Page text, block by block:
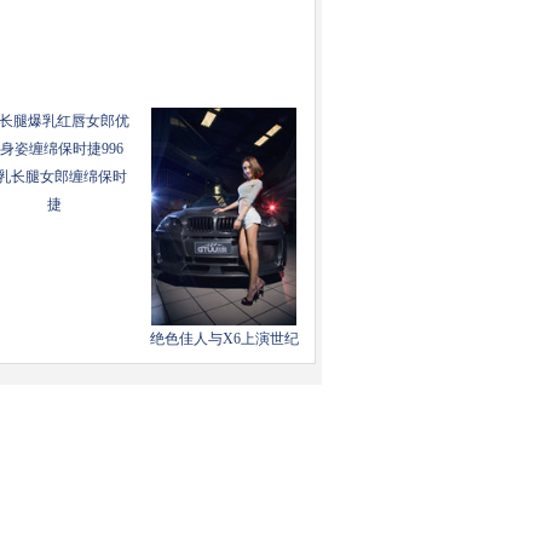
长腿女郎缠绵保时
捷
绝色佳人与X6上演世纪
之恋